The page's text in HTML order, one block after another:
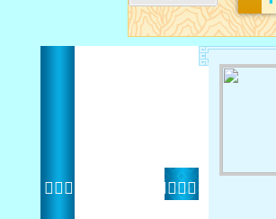
 